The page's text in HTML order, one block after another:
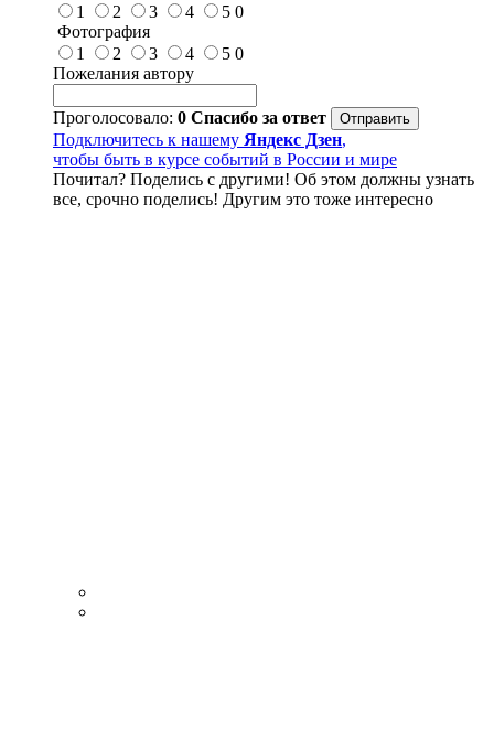
1
2 3 4 5 0
Фотография
1
2 3 4 5 0
Пожелания автору
Проголосовало: 0 Спасибо за ответ
Подключитесь к нашему Яндекс Дзен,
чтобы быть в курсе событий в России и мире
Почитал? Поделись с другими! Об этом должны узнать
все, срочно поделись! Другим это тоже интересно